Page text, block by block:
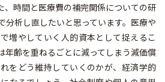
、時間と医療費の補完関係についての研
分析し直したいと思っています。医療や
増やしていく人的資本として捉えるこ
年齢を重ねるごとに減ってしまう減価償
をどう維持していくのかが、経済学的